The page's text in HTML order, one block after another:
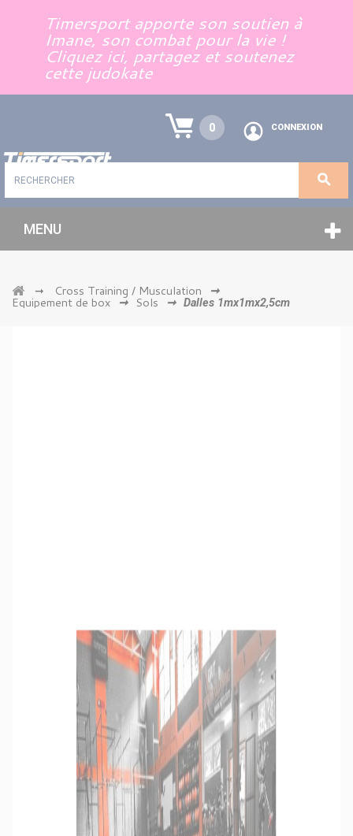
Timersport apporte son soutien à
Imane, son combat pour la vie !
Cliquez ici, partagez et soutenez
cette judokate
0 CONNEXION
MENU
➞ Cross Training / Musculation ➞
Equipement de box ➞ Sols ➞ Dalles 1mx1mx2,5cm